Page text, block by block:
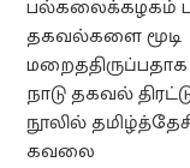
பல்கலைக்கழகம்
தகவல்களை மூடி
நாடு தகவல்
நூலில்
கவலை